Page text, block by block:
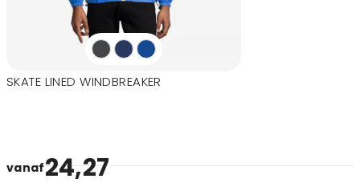
SKATE LINED WINDBREAKER
vanaf24,27